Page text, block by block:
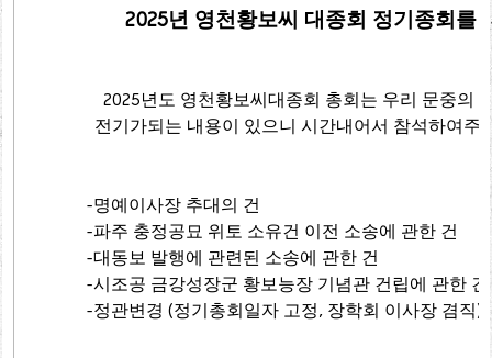
2025년 영천황보씨 대종회 정기종회를
2025년도 영천황보씨대종회 총회는 우리 문중의
전기가되는 내용이 있으니 시간내어서 참석하여주
-명예이사장 추대의 건
-파주 충정공묘 위토 소유건 이전 소송에 관한 건
-대동보 발행에 관련된 소송에 관한 건
-시조공 금강성장군 황보능장 기념관 건립에 관한 건
-정관변경 (정기총회일자 고정, 장학회 이사장 겸직)